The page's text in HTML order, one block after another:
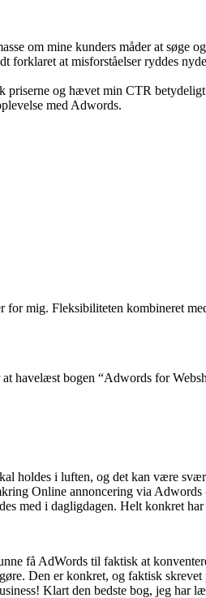
om mine kunders måder at søge
forklaret at misforståelser ryddes
priserne og hævet min CTR
med Adwords.
mig. Fleksibiliteten kombineret
havelæst bogen “Adwords for
holdes i luften, og det kan være
Online annoncering via
med i dagligdagen. Helt konkret
få AdWords til faktisk at
Den er konkret, og faktisk
Klart den bedste bog, jeg